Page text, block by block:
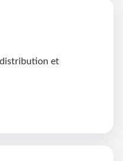
distribution et